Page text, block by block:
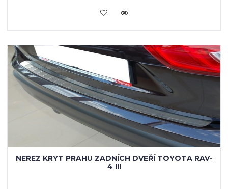
KOUPIT
NEREZ KRYT PRAHU ZADNÍCH DVEŘÍ TOYOTA RAV-
4 III